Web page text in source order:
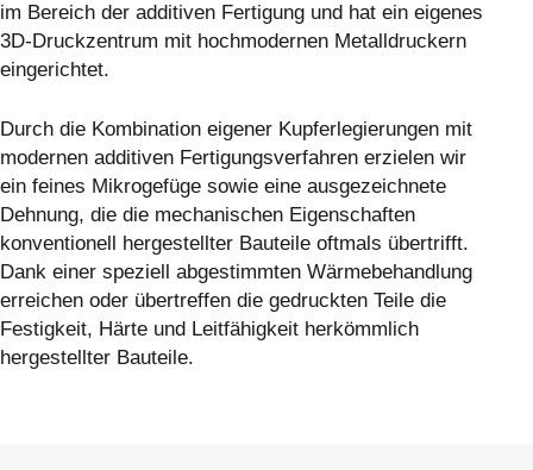
im Bereich der additiven Fertigung und hat ein eigenes
3D-Druckzentrum mit hochmodernen Metalldruckern
eingerichtet.
Durch die Kombination eigener Kupferlegierungen mit
modernen additiven Fertigungsverfahren erzielen wir
ein feines Mikrogefüge sowie eine ausgezeichnete
Dehnung, die die mechanischen Eigenschaften
konventionell hergestellter Bauteile oftmals übertrifft.
Dank einer speziell abgestimmten Wärmebehandlung
erreichen oder übertreffen die gedruckten Teile die
Festigkeit, Härte und Leitfähigkeit herkömmlich
hergestellter Bauteile.